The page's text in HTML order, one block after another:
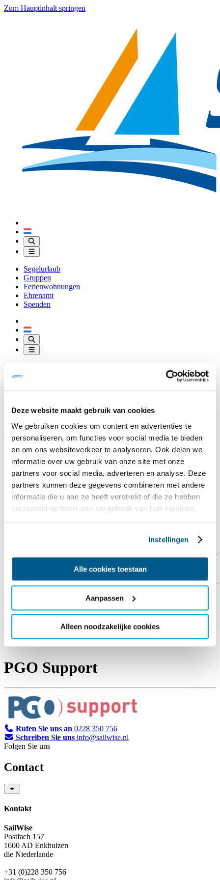
Deze website maakt gebruik van cookies
We gebruiken cookies om content en advertenties te
personaliseren, om functies voor social media te bieden
en om ons websiteverkeer te analyseren. Ook delen we
informatie over uw gebruik van onze site met onze
partners voor social media, adverteren en analyse. Deze
partners kunnen deze gegevens combineren met andere
informatie die u aan ze heeft verstrekt of die ze hebben
verzameld op basis van uw gebruik van hun services.
Instellingen
Alle cookies toestaan
Aanpassen
Alleen noodzakelijke cookies
Zum Hauptinhalt springen
Segelurlaub
Gruppen
Ferienwohnungen
Ehrenamt
Spenden
Vorlesen
Ünterkunfte
Kontakt
Legst du auch einen Dachziegel auf das Commandeurshuis?!
Nach Jahren, in denen es Wind und Wetter ausgesetzt war, lässt uns
das Dach des Kommandantenhauses buchstäblich im Stich. Das
Dach ist undicht, die derzeitigen Dachziegel sind abgenutzt und eine
ordentliche Dämmung fehlt noch gänzlich.
Spende hier Schließen
Vorlesen
PGO Support
Rufen Sie uns an 0228 350 756
Schreiben Sie uns info@sailwise.nl
Folgen Sie uns
Contact
Kontakt
SailWise
Postfach 157
1600 AD Enkhuizen
die Niederlande
+31 (0)228 350 756